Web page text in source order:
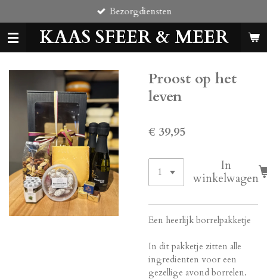
direct
naar
de
KAAS SFEER & MEER
Bezorgdiensten
Proost op het
leven
€ 39,95
In
winkelwagen
Een heerlijk borrelpakketje
In dit pakketje zitten alle
ingredienten voor een
gezellige avond borrelen.